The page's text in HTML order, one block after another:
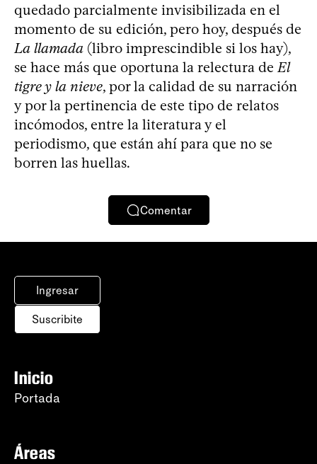
quedado parcialmente invisibilizada en el
momento de su edición, pero hoy, después de
La llamada (libro imprescindible si los hay),
se hace más que oportuna la relectura deEl
tigre y la nieve, por la calidad de su narración
y por la pertinencia de este tipo de relatos
incómodos, entre la literatura y el
periodismo, que están ahí para que no se
borren las huellas.
Comentar
Ingresar
Suscribite
Inicio
Portada
Áreas